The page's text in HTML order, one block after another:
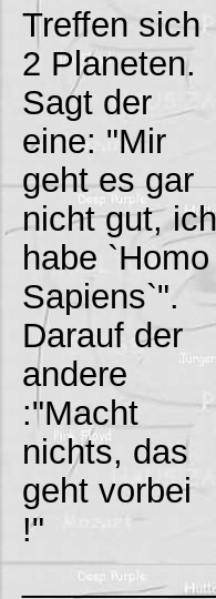
Treffen sich
2 Planeten.
Sagt der
eine: "Mir
geht es gar
nicht gut, ich
habe `Homo
Sapiens`".
Darauf der
andere
:"Macht
nichts, das
geht vorbei
!"